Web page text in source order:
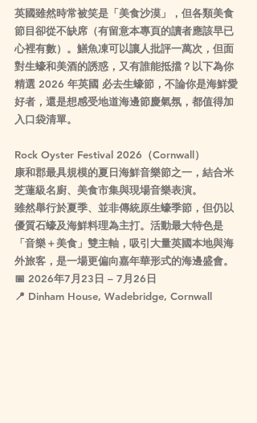
英國雖然時常被笑是「美食沙漠」，但各類美食
節目卻從不缺席（有留意本專頁的讀者應該早已
心裡有數）。鱔魚凍可以讓人批評一萬次，但面
對生蠔和美酒的誘惑，又有誰能抵擋？以下為你
精選 2026 年英國 必去生蠔節 ，不論你是海鮮愛
好者，還是想感受地道海邊節慶氣氛，都值得加
入口袋清單。
Rock Oyster Festival 2026（Cornwall）
康和郡最具規模的夏日海鮮音樂節之一，結合米
芝蓮級名廚、美食市集與現場音樂表演。
雖然舉行於夏季、並非傳統原生蠔季節，但仍以
優質石蠔及海鮮料理為主打。活動最大特色是
「音樂＋美食」雙主軸，吸引大量英國本地與海
外旅客，是一場更偏向嘉年華形式的海邊盛會。
📅 2026年7月23日 – 7月26日
📍 Dinham House, Wadebridge, Cornwall